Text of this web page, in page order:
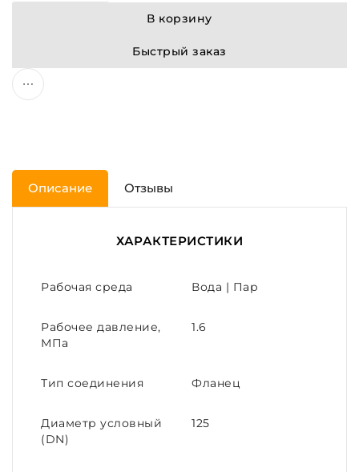
В корзину
Быстрый заказ
Описание Отзывы
ХАРАКТЕРИСТИКИ
Рабочая среда Вода | Пар
Рабочее давление,
МПа
1.6
Тип соединения Фланец
Диаметр условный
(DN)
125